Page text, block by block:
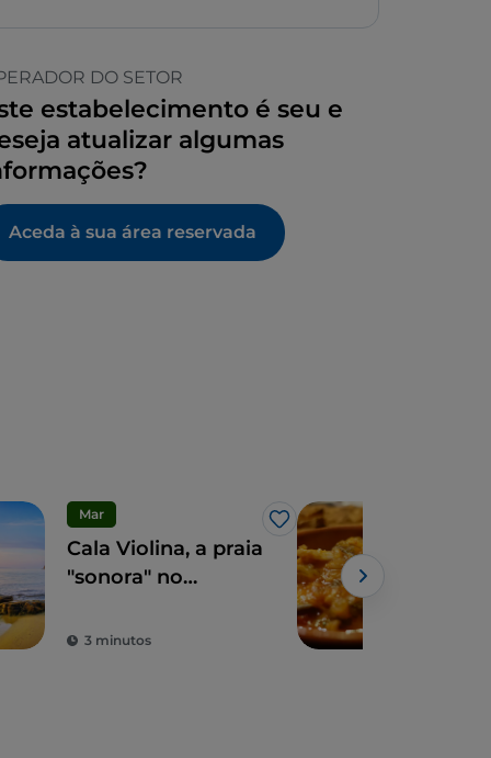
DO SETOR
estabelecimento é seu e
atualizar algumas
Aceda à sua área reservada
Mar
Gosto
Cala Violina, a praia
"sonora" no
Maremma
3 minutos